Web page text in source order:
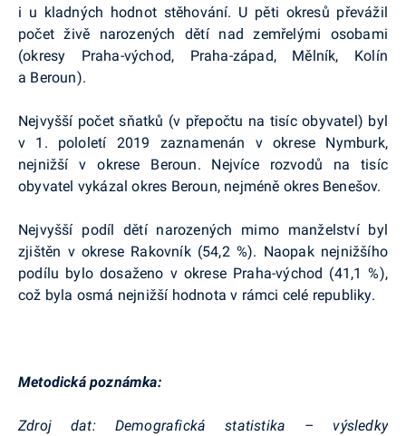
i u kladných hodnot stěhování. U pěti okresů převážil
počet živě narozených dětí nad zemřelými osobami
(okresy Praha-východ, Praha-západ, Mělník, Kolín
a Beroun).
Nejvyšší počet sňatků (v přepočtu na tisíc obyvatel) byl
v 1. pololetí 2019 zaznamenán v okrese Nymburk,
nejnižší v okrese Beroun. Nejvíce rozvodů na tisíc
obyvatel vykázal okres Beroun, nejméně okres Benešov.
Nejvyšší podíl dětí narozených mimo manželství byl
zjištěn v okrese Rakovník (54,2 %). Naopak nejnižšího
podílu bylo dosaženo v okrese Praha-východ (41,1 %),
což byla osmá nejnižší hodnota v rámci celé republiky.
Metodická poznámka:
Zdroj dat: Demografická statistika – výsledky